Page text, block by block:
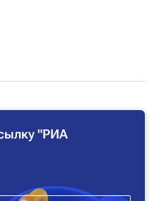
"РИА